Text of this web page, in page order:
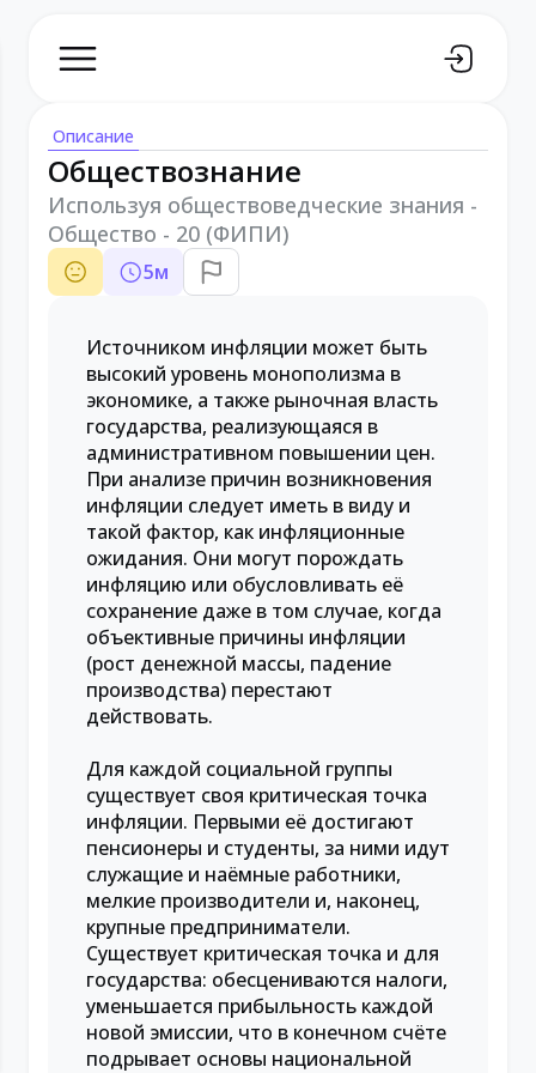
Описание
Обществознание
Используя обществоведческие знания -
Общество - 20 (ФИПИ)
5м
Источником инфляции может быть
высокий уровень монополизма в
экономике, а также рыночная власть
государства, реализующаяся в
административном повышении цен.
При анализе причин возникновения
инфляции следует иметь в виду и
такой фактор, как инфляционные
ожидания. Они могут порождать
инфляцию или обусловливать её
сохранение даже в том случае, когда
объективные причины инфляции
(рост денежной массы, падение
производства) перестают
действовать.
Для каждой социальной группы
существует своя критическая точка
инфляции. Первыми её достигают
пенсионеры и студенты, за ними идут
служащие и наёмные работники,
мелкие производители и, наконец,
крупные предприниматели.
Существует критическая точка и для
государства: обесцениваются налоги,
уменьшается прибыльность каждой
новой эмиссии, что в конечном счёте
подрывает основы национальной